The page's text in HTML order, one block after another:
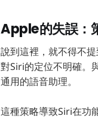
Apple的失誤：
說到這裡，就不得不
對Siri的定位不明確。
通用的語音助理。
這種策略導致Siri在功